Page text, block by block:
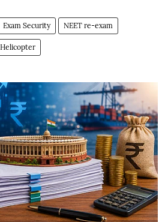
Exam Security NEET re-exam